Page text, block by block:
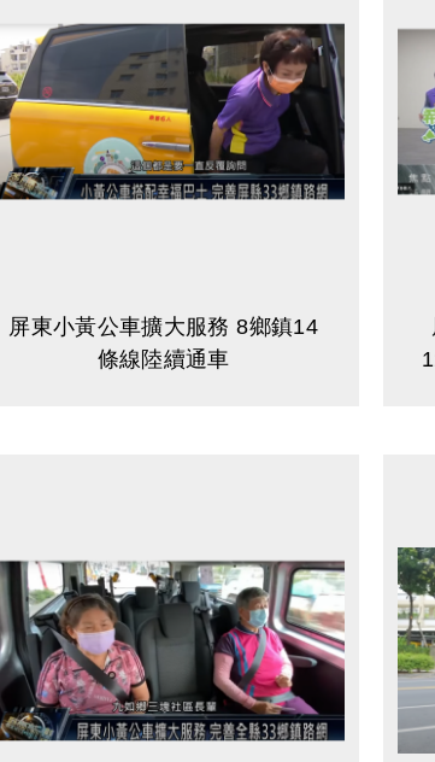
屏東小黃公車擴大服務 8鄉鎮14
條線陸續通車